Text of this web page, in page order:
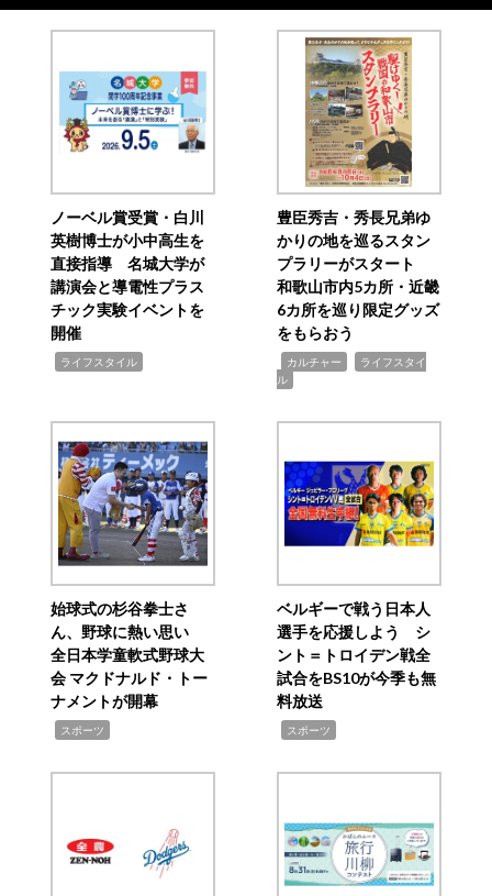
ノーベル賞受賞・白川
英樹博士が小中高生を
直接指導 名城大学が
講演会と導電性プラス
チック実験イベントを
開催
ライフスタイル
豊臣秀吉・秀長兄弟ゆ
かりの地を巡るスタン
プラリーがスタート
和歌山市内5カ所・近畿
6カ所を巡り限定グッズ
をもらおう
カルチャー
ライフスタイ
ル
始球式の杉谷拳士さ
ん、野球に熱い思い
全日本学童軟式野球大
会 マクドナルド・トー
ナメントが開幕
スポーツ
ベルギーで戦う日本人
選手を応援しよう シ
ント＝トロイデン戦全
試合をBS10が今季も無
料放送
スポーツ